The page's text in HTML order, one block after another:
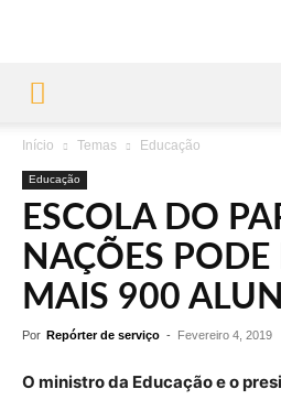
Início Temas Educação
Educação
ESCOLA DO
NAÇÕES PODE
MAIS 900
Por Repórter de serviço - Fevereiro 4, 2019
O ministro da Educação e o